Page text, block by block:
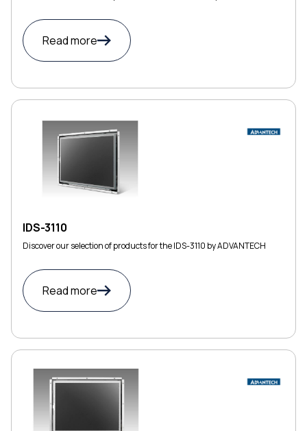
Read more
IDS-3110
Discover our selection of products for the IDS-3110 by ADVANTECH
Read more